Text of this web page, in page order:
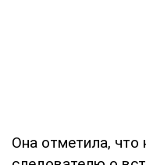
Она отметила, что